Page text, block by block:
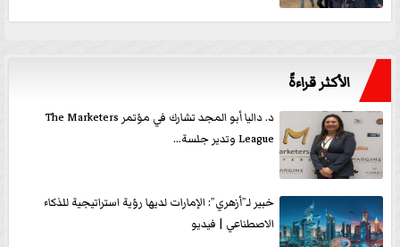
الأكثر قراءةً
د. داليا أبو المجد تشارك في مؤتمر The Marketers
League وتدير جلسة...
خبير لـ”أزهري”: الإمارات لديها رؤية استراتيجية للذكاء
الاصطناعي | فيديو